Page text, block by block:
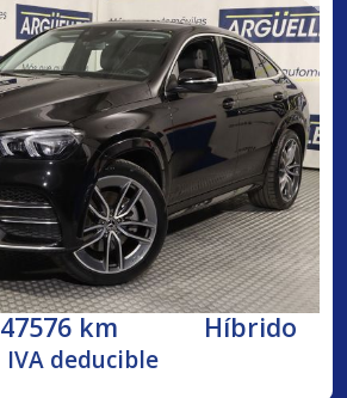
47576 km Híbrido
IVA deducible